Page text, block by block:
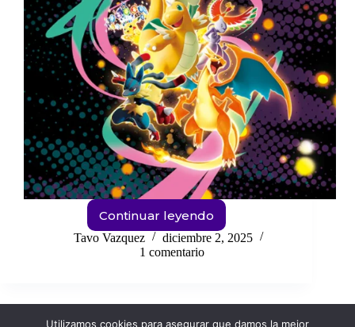
Continuar leyendo
Ascended
Heroes
POKEMON
Tavo Vazquez
diciembre 2, 2025
1 comentario
Utilizamos cookies para asegurar que damos la mejor